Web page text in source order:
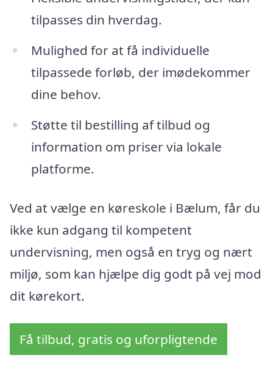
tilpasses din hverdag.
Mulighed for at få individuelle
tilpassede forløb, der imødekommer
dine behov.
Støtte til bestilling af tilbud og
information om priser via lokale
platforme.
Ved at vælge en køreskole i Bælum, får du
ikke kun adgang til kompetent
undervisning, men også en tryg og nært
miljø, som kan hjælpe dig godt på vej mod
dit kørekort.
Få tilbud, gratis og uforpligtende